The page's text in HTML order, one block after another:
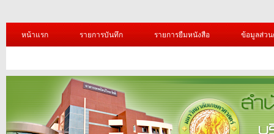
หน้าแรก รายการบันทึก รายการยืมหนังสือ ข้อมูลส่ว